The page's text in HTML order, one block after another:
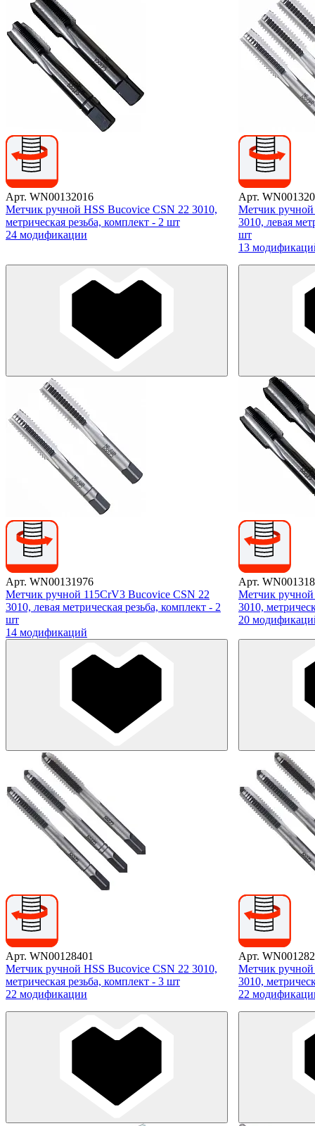
Арт. WN00132016
Метчик ручной HSS Bucovice CSN 22 3010,
метрическая резьба, комплект - 2 шт
24 модификации
Арт.
Метчик
3010, левая
шт
13
Арт. WN00131976
Метчик ручной 115CrV3 Bucovice CSN 22
3010, левая метрическая резьба, комплект - 2
шт
14 модификаций
Арт.
Метчик
3010,
20
Арт. WN00128401
Метчик ручной HSS Bucovice CSN 22 3010,
метрическая резьба, комплект - 3 шт
22 модификации
Арт.
Метчик
3010,
22